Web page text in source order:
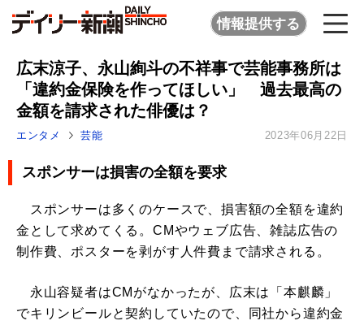
情報提供する
広末涼子、永山絢斗の不祥事で芸能事務所は
「違約金保険を作ってほしい」 過去最高の
金額を請求された俳優は？
エンタメ 芸能 2023年06月22日
スポンサーは損害の全額を要求
スポンサーは多くのケースで、損害額の全額を違約
金として求めてくる。CMやウェブ広告、雑誌広告の
制作費、ポスターを剥がす人件費まで請求される。
永山容疑者はCMがなかったが、広末は「本麒麟」
でキリンビールと契約していたので、同社から違約金